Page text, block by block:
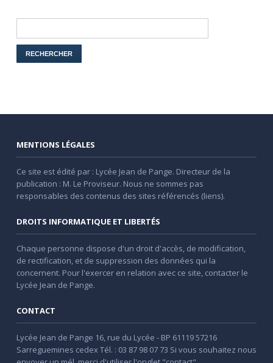
MENTIONS LÉGALES
Ce site est édité par : Lycée Jean de Pange. Directeur de la
publication : M. Le Proviseur. Nous ne sommes pas
responsables des contenus des sites référencés (liens).
DROITS INFORMATIQUE ET LIBERTÉS
Chaque personne dispose d'un droit d'accès, de modification,
de rectification, et de suppression des données qui la
concernent. Pour l'exercer en relation avec ce site, contacter le
Lycée Jean de Pange.
CONTACT
Lycée Jean de Pange 16, rue du Lycée - BP 61119 57216
Sarreguemines cedex Tél. : 03 87 98 07 73 Si vous souhaitez nous